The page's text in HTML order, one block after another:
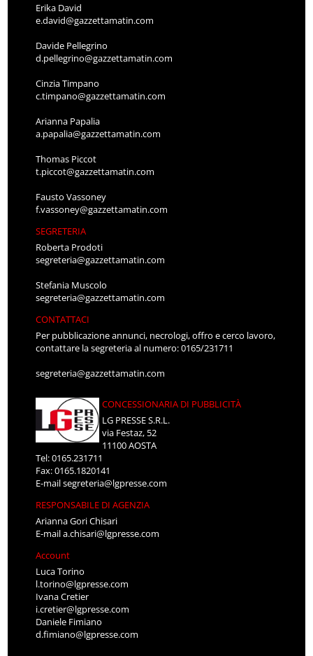
Erika David
e.david@gazzettamatin.com
Davide Pellegrino
d.pellegrino@gazzettamatin.com
Cinzia Timpano
c.timpano@gazzettamatin.com
Arianna Papalia
a.papalia@gazzettamatin.com
Thomas Piccot
t.piccot@gazzettamatin.com
Fausto Vassoney
f.vassoney@gazzettamatin.com
SEGRETERIA
Roberta Prodoti
segreteria@gazzettamatin.com
Stefania Muscolo
segreteria@gazzettamatin.com
CONTATTACI
Per pubblicazione annunci, necrologi, offro e cerco lavoro,
contattare la segreteria al numero: 0165/231711
segreteria@gazzettamatin.com
CONCESSIONARIA DI PUBBLICITÀ
LG PRESSE S.R.L.
via Festaz, 52
11100 AOSTA
Tel: 0165.231711
Fax: 0165.1820141
E-mailsegreteria@lgpresse.com
RESPONSABILE DI AGENZIA
Arianna Gori Chisari
E-maila.chisari@lgpresse.com
Account
Luca Torino
l.torino@lgpresse.com
Ivana Cretier
i.cretier@lgpresse.com
Daniele Fimiano
d.fimiano@lgpresse.com